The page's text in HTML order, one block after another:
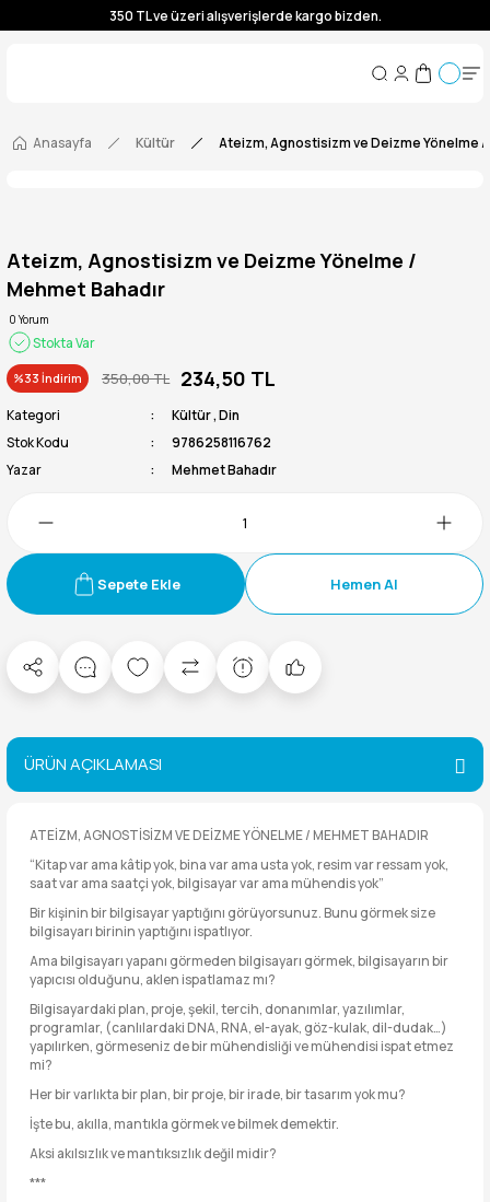
350 TL ve üzeri alışverişlerde kargo bizden.
350 TL ve üzeri alışverişlerde kargo bizden.
Anasayfa
Kültür Ateizm, Agnostisizm ve Deizme Yönelme /
Ateizm, Agnostisizm ve Deizme Yönelme /
Mehmet Bahadır
0 Yorum
Stokta Var
%33 İndirim 350,00 TL 234,50 TL
Kategori Kültür,Din
Stok Kodu
9786258116762
Yazar
Mehmet Bahadır
Sepete Ekle Hemen Al
ÜRÜN AÇIKLAMASI
ATEİZM, AGNOSTİSİZM VE DEİZME YÖNELME / MEHMET BAHADIR
“Kitap var ama kâtip yok, bina var ama usta yok, resim var ressam yok,
saat var ama saatçi yok, bilgisayar var ama mühendis yok”
Bir kişinin bir bilgisayar yaptığını görüyorsunuz. Bunu görmek size
bilgisayarı birinin yaptığını ispatlıyor.
Ama bilgisayarı yapanı görmeden bilgisayarı görmek, bilgisayarın bir
yapıcısı olduğunu, aklen ispatlamaz mı?
Bilgisayardaki plan, proje, şekil, tercih, donanımlar, yazılımlar,
programlar, (canlılardaki DNA, RNA, el-ayak, göz-kulak, dil-dudak…)
yapılırken, görmeseniz de bir mühendisliği ve mühendisi ispat etmez
mi?
Her bir varlıkta bir plan, bir proje, bir irade, bir tasarım yok mu?
İşte bu, akılla, mantıkla görmek ve bilmek demektir.
Aksi akılsızlık ve mantıksızlık değil midir?
***